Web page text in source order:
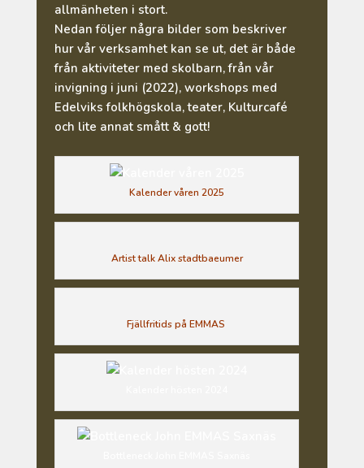
allmänheten i stort.
Nedan följer några bilder som beskriver
hur vår verksamhet kan se ut, det är både
från aktiviteter med skolbarn, från vår
invigning i juni (2022), workshops med
Edelviks folkhögskola, teater, Kulturcafé
och lite annat smått & gott!
Kalender våren 2025
Artist talk Alix stadtbaeumer
Fjällfritids på EMMAS